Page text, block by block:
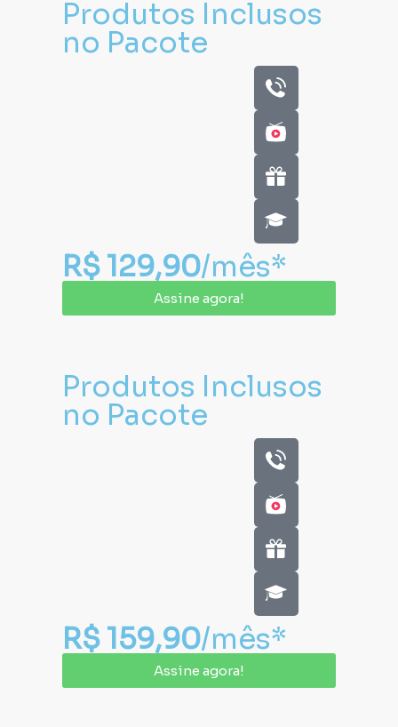
Produtos Inclusos
no Pacote
R$ 129,90/mês*
Assine agora!
Produtos Inclusos
no Pacote
R$ 159,90/mês*
Assine agora!